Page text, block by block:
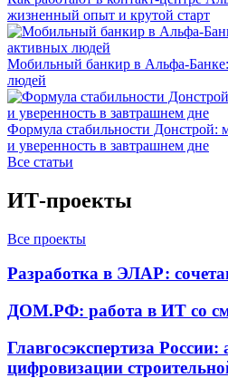
жизненный опыт и крутой старт
Мобильный банкир в Альфа-
людей
Формула стабильности Донстрой:
и уверенность в завтрашнем дне
Все статьи
ИТ-проекты
Все проекты
Разработка в ЭЛАР:
ДОМ.РФ: работа в ИТ со
Главгосэкспертиза
цифровизации